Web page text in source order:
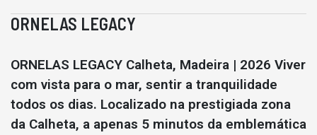
ORNELAS LEGACY
ORNELAS LEGACY Calheta, Madeira | 2026 Viver
com vista para o mar, sentir a tranquilidade
todos os dias. Localizado na prestigiada zona
da Calheta, a apenas 5 minutos da emblemática